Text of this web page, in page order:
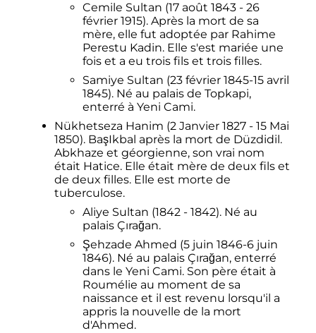
Cemile Sultan (17 août 1843 - 26
février 1915). Après la mort de sa
mère, elle fut adoptée par Rahime
Perestu Kadin. Elle s'est mariée une
fois et a eu trois fils et trois filles.
Samiye Sultan (23 février 1845-15 avril
1845). Né au palais de Topkapi,
enterré à Yeni Cami.
Nükhetseza Hanim (2 Janvier 1827 - 15 Mai
1850). BaşIkbal après la mort de Düzdidil.
Abkhaze et géorgienne, son vrai nom
était Hatice. Elle était mère de deux fils et
de deux filles. Elle est morte de
tuberculose.
Aliye Sultan (1842 - 1842). Né au
palais Çırağan.
Şehzade Ahmed (5 juin 1846-6 juin
1846). Né au palais Çırağan, enterré
dans le Yeni Cami. Son père était à
Roumélie au moment de sa
naissance et il est revenu lorsqu'il a
appris la nouvelle de la mort
d'Ahmed.